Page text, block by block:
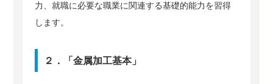
力、就職に必要な職業に関連する基礎的能力を習得
します。
２．「金属加工基本」